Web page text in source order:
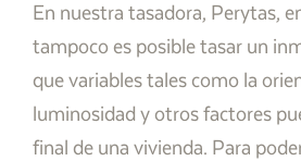
En nuestra tasadora, Perytas,
tampoco es posible tasar un
que variables tales como la
luminosidad y otros factores
final de una vivienda. Para